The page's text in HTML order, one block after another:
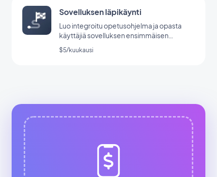
Sovelluksen läpikäynti
Luo integroitu opetusohjelma ja opasta
käyttäjiä sovelluksen ensimmäisen
käynnistyksen aikana.
$5/kuukausi